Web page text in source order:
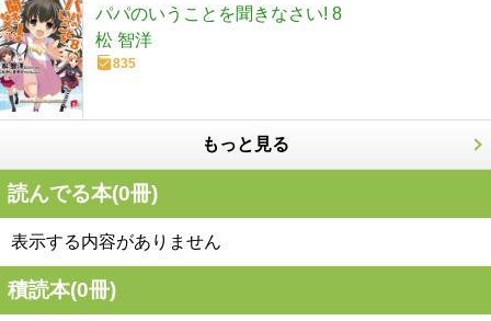
パパのいうことを聞きなさい! 8
松 智洋
835
もっと見る
読んでる本(0冊)
表示する内容がありません
積読本(0冊)